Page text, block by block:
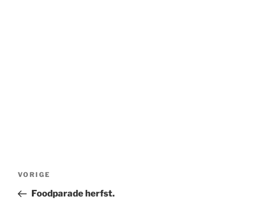
Bericht
Vorig
bericht
VORIGE
Foodparade herfst.